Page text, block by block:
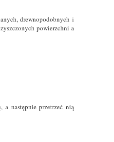
drewnopodobnych i
powierzchni a
a następnie przetrzeć nią